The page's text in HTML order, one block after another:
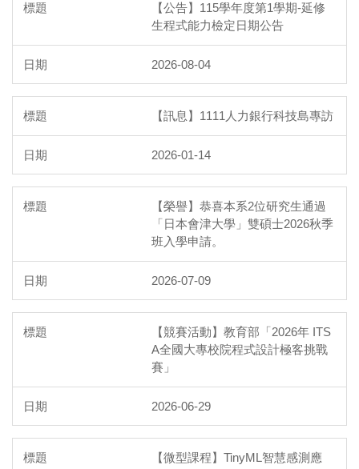
【公告】115學年度第1學期-延修
生程式能力檢定日期公告
2026-08-04
【訊息】1111人力銀行科技島專訪
2026-01-14
【榮譽】恭喜本系2位研究生通過
「日本會津大學」雙碩士2026秋季
班入學申請。
2026-07-09
【競賽活動】教育部「2026年 ITS
A全國大專校院程式設計極客挑戰
賽」
2026-06-29
【微型課程】TinyML智慧感測應